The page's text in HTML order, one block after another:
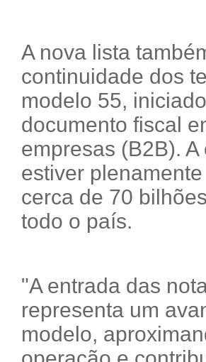
A nova lista
continuidade dos
modelo 55,
documento fiscal
empresas (B2B).
estiver
cerca de 70
todo o país.
"A entrada das
representa um
modelo,